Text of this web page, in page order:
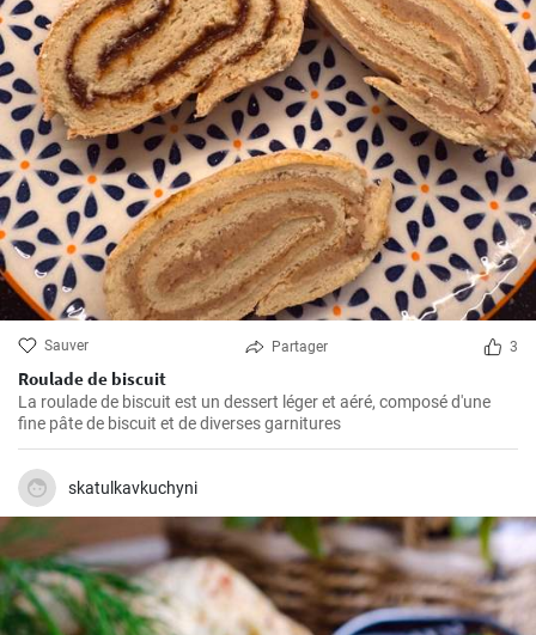
Sauver Partager 3
Roulade de biscuit
La roulade de biscuit est un dessert léger et aéré, composé d'une
fine pâte de biscuit et de diverses garnitures
skatulkavkuchyni